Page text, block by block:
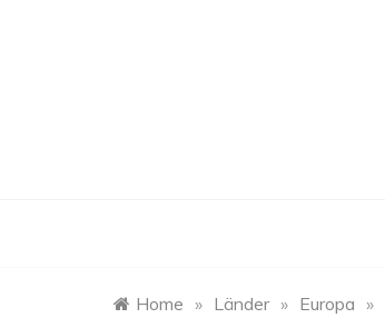
Home » Länder » Europa »